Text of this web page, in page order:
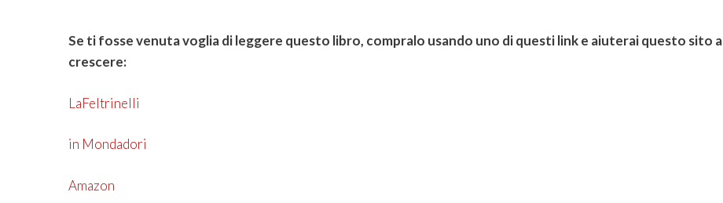
Se ti fosse venuta voglia di leggere questo libro, compralo usando uno di questi link e aiuterai questo sito a
crescere:
LaFeltrinelli
in Mondadori
Amazon